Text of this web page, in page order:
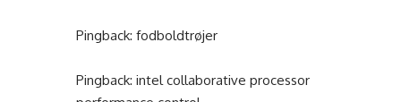
Pingback: fodboldtrøjer
Pingback: intel collaborative processor